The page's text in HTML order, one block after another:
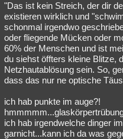
"Das ist kein Streich, der dir
existieren wirklich und
schonmal irgendwo
oder fliegende Mücken oder
60% der Menschen und ist
du siehst öffters kleine Blitze,
Netzhautablösung sein. So,
dass das nur ne optische
ich hab punkte im auge?!
ich hab irgendwelche dinger
garnicht...kann ich da was